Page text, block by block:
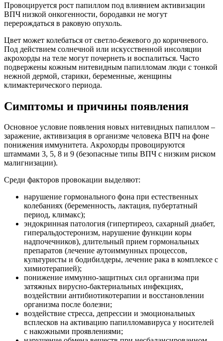
Провоцируется рост папиллом под влиянием активизации
ВПЧ низкой онкогенности, бородавки не могут
перерождаться в раковую опухоль.
Цвет может колебаться от светло-бежевого до коричневого.
Под действием солнечной или искусственной инсоляции
акрохорды на теле могут почернеть и воспалиться. Часто
подвержены кожным нитевидным папилломам люди с тонкой
нежной дермой, старики, беременные, женщины
климактерического периода.
Симптомы и причины появления
Основное условие появления новых нитевидных папиллом –
заражение, активизация в организме человека ВПЧ на фоне
понижения иммунитета. Акрохорды провоцируются
штаммами 3, 5, 8 и 9 (безопасные типы ВПЧ с низким риском
малигнизации).
Среди факторов провокации выделяют:
нарушение гормонального фона при естественных
колебаниях (беременность, лактация, пубертатный
период, климакс);
эндокринная патология (гипертиреоз, сахарный диабет,
гиперальдостеронизм, нарушение функции коры
надпочечников), длительный прием гормональных
препаратов (лечение аутоиммунных процессов,
культуристы и бодибилдеры, лечение рака в комплексе с
химиотерапией);
понижение иммунно-защитных сил организма при
затяжных вирусно-бактериальных инфекциях,
воздействии антибиотикотерапии и восстановлении
организма после болезни;
воздействие стресса, депрессии и эмоциональных
всплесков на активацию папилломавируса у носителей
с накожными проявлениями;